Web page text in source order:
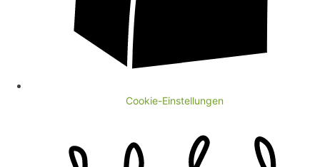
Cookie-Einstellungen